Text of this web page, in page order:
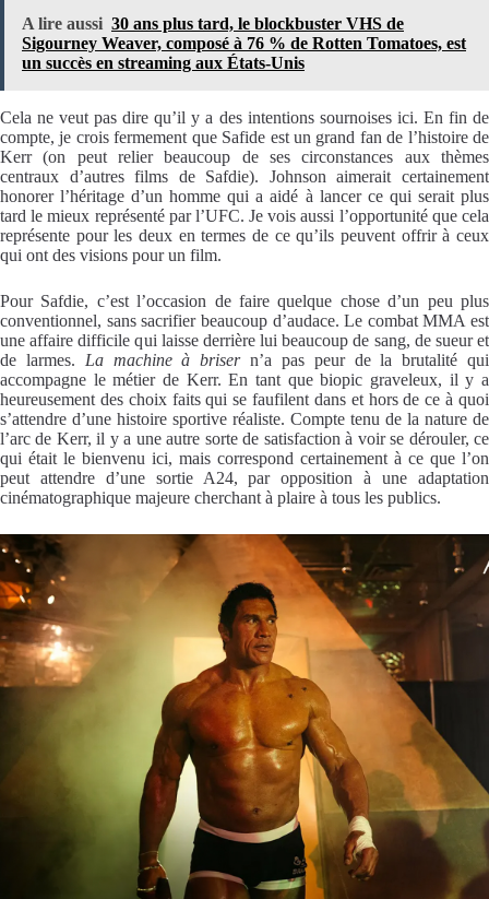
A lire aussi 30 ans plus tard, le blockbuster VHS de
Sigourney Weaver, composé à 76 % de Rotten Tomatoes, est
un succès en streaming aux États-Unis
Cela ne veut pas dire qu’il y a des intentions sournoises ici. En fin de
compte, je crois fermement que Safide est un grand fan de l’histoire de
Kerr (on peut relier beaucoup de ses circonstances aux thèmes
centraux d’autres films de Safdie). Johnson aimerait certainement
honorer l’héritage d’un homme qui a aidé à lancer ce qui serait plus
tard le mieux représenté par l’UFC. Je vois aussi l’opportunité que cela
représente pour les deux en termes de ce qu’ils peuvent offrir à ceux
qui ont des visions pour un film.
Pour Safdie, c’est l’occasion de faire quelque chose d’un peu plus
conventionnel, sans sacrifier beaucoup d’audace. Le combat MMA est
une affaire difficile qui laisse derrière lui beaucoup de sang, de sueur et
de larmes. La machine à brisern’a pas peur de la brutalité qui
accompagne le métier de Kerr. En tant que biopic graveleux, il y a
heureusement des choix faits qui se faufilent dans et hors de ce à quoi
s’attendre d’une histoire sportive réaliste. Compte tenu de la nature de
l’arc de Kerr, il y a une autre sorte de satisfaction à voir se dérouler, ce
qui était le bienvenu ici, mais correspond certainement à ce que l’on
peut attendre d’une sortie A24, par opposition à une adaptation
cinématographique majeure cherchant à plaire à tous les publics.